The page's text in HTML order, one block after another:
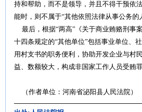
持和帮助，而不是领导，并且不得干预依
能时，则不属于“其他依照法律从事公务
最后，根据“两高”《关于商业贿赂刑事
十四条规定的“其他单位”包括事业单位、
用村支书的职务便利，协助开发企业与村
益、数额较大，构成非国家工作人员受贿罪
（作者单位：河南省泌阳县人民法院）